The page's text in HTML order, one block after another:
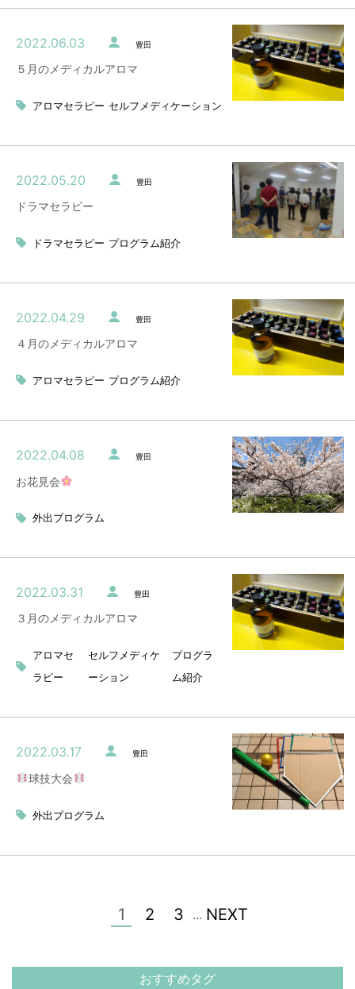
おすすめタグ
2022.06.03 豊田
５月のメディカルアロマ
アロマセラピー セルフメディケーション
2022.05.20 豊田
ドラマセラピー
ドラマセラピー プログラム紹介
2022.04.29 豊田
４月のメディカルアロマ
アロマセラピー プログラム紹介
2022.04.08 豊田
お花見会
外出プログラム
2022.03.31 豊田
３月のメディカルアロマ
アロマセ
ラピー
セルフメディケ
ーション
プログラ
ム紹介
2022.03.17 豊田
球技大会
外出プログラム
1 2 3 ... NEXT